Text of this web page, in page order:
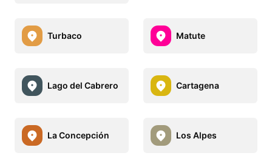
Turbaco Matute
Lago del Cabrero Cartagena
La Concepción Los Alpes